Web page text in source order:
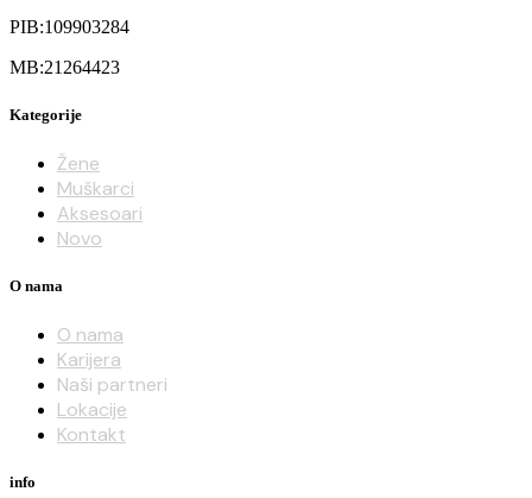
PIB:109903284
MB:21264423
Kategorije
Žene
Muškarci
Aksesoari
Novo
O nama
O nama
Karijera
Naši partneri
Lokacije
Kontakt
info